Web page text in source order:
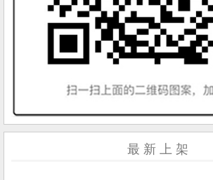
最 新 上 架